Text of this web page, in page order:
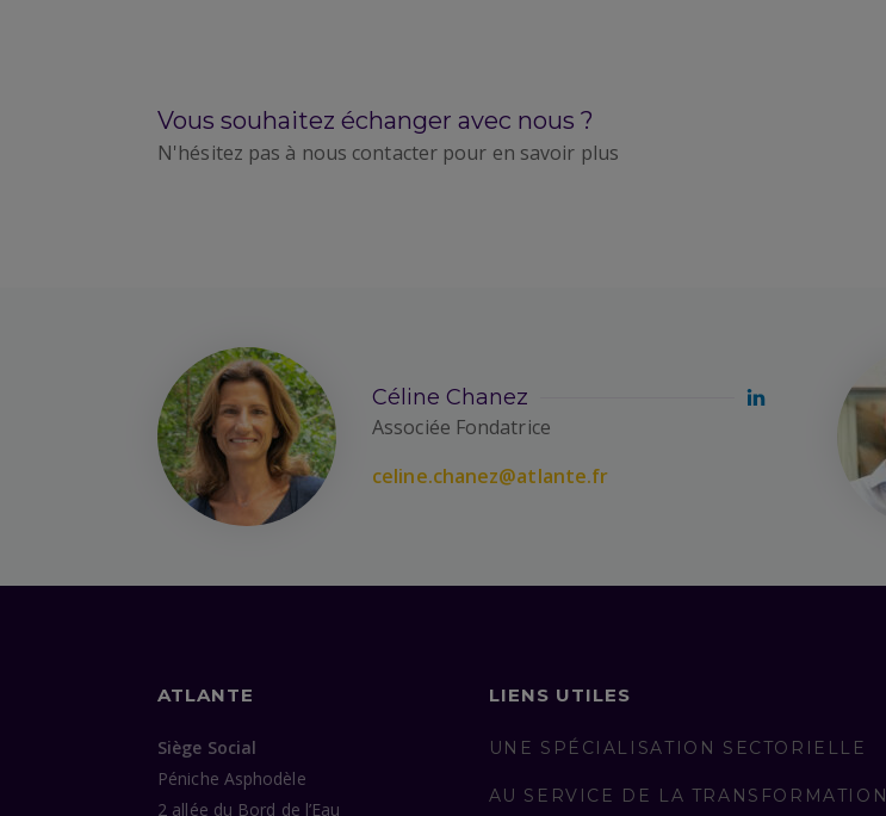
Vous souhaitez échanger avec nous ?
N'hésitez pas à nous contacter pour en savoir plus
Céline Chanez
Associée Fondatrice
celine.chanez@atlante.fr
ATLANTE
Siège Social
Péniche Asphodèle
2 allée du Bord de l’Eau
LIENS UTILES
UNE SPÉCIALISATION SECTORIELLE
AU SERVICE DE LA TRANSFORMATION